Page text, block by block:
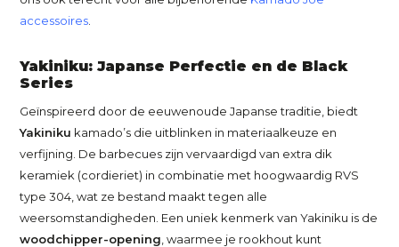
accessoires
Yakiniku: Japanse Perfectie en de Black
Series
Geïnspireerd door de eeuwenoude Japanse traditie, biedt
Yakiniku kamado’s die uitblinken in materiaalkeuze en
verfijning. De barbecues zijn vervaardigd van extra dik
keramiek (cordieriet) in combinatie met hoogwaardig RVS
type 304, wat ze bestand maakt tegen alle
weersomstandigheden. Een uniek kenmerk van Yakiniku is de
woodchipper-opening , waarmee je rookhout kunt